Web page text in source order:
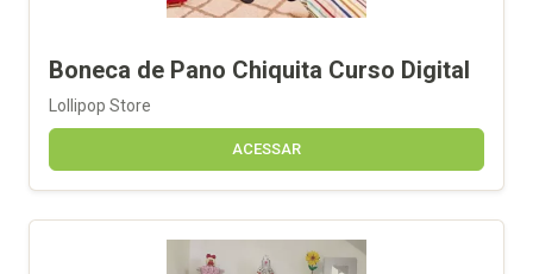
Boneca de Pano Chiquita Curso Digital
Lollipop Store
ACESSAR